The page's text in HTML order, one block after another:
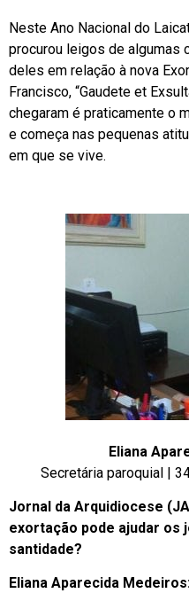
Neste Ano Nacional do
procurou leigos de algumas
deles em relação à nova
Francisco, “Gaudete et
chegaram é praticamente o
e começa nas pequenas
em que se vive.
Eliana
Secretária paroquial |
Jornal da Arquidiocese
exortação pode ajudar os
santidade?
Eliana Aparecida